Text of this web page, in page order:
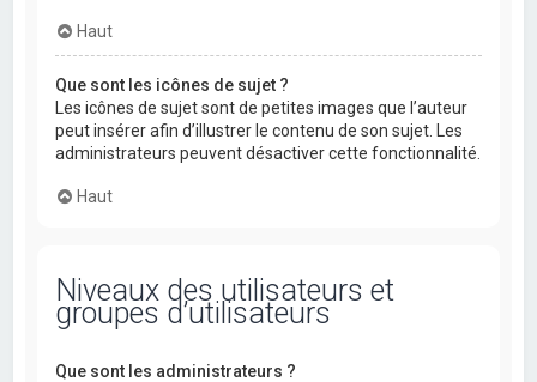
Haut
Que sont les icônes de sujet ?
Les icônes de sujet sont de petites images que l’auteur
peut insérer afin d’illustrer le contenu de son sujet. Les
administrateurs peuvent désactiver cette fonctionnalité.
Haut
Niveaux des utilisateurs et
groupes d’utilisateurs
Que sont les administrateurs ?